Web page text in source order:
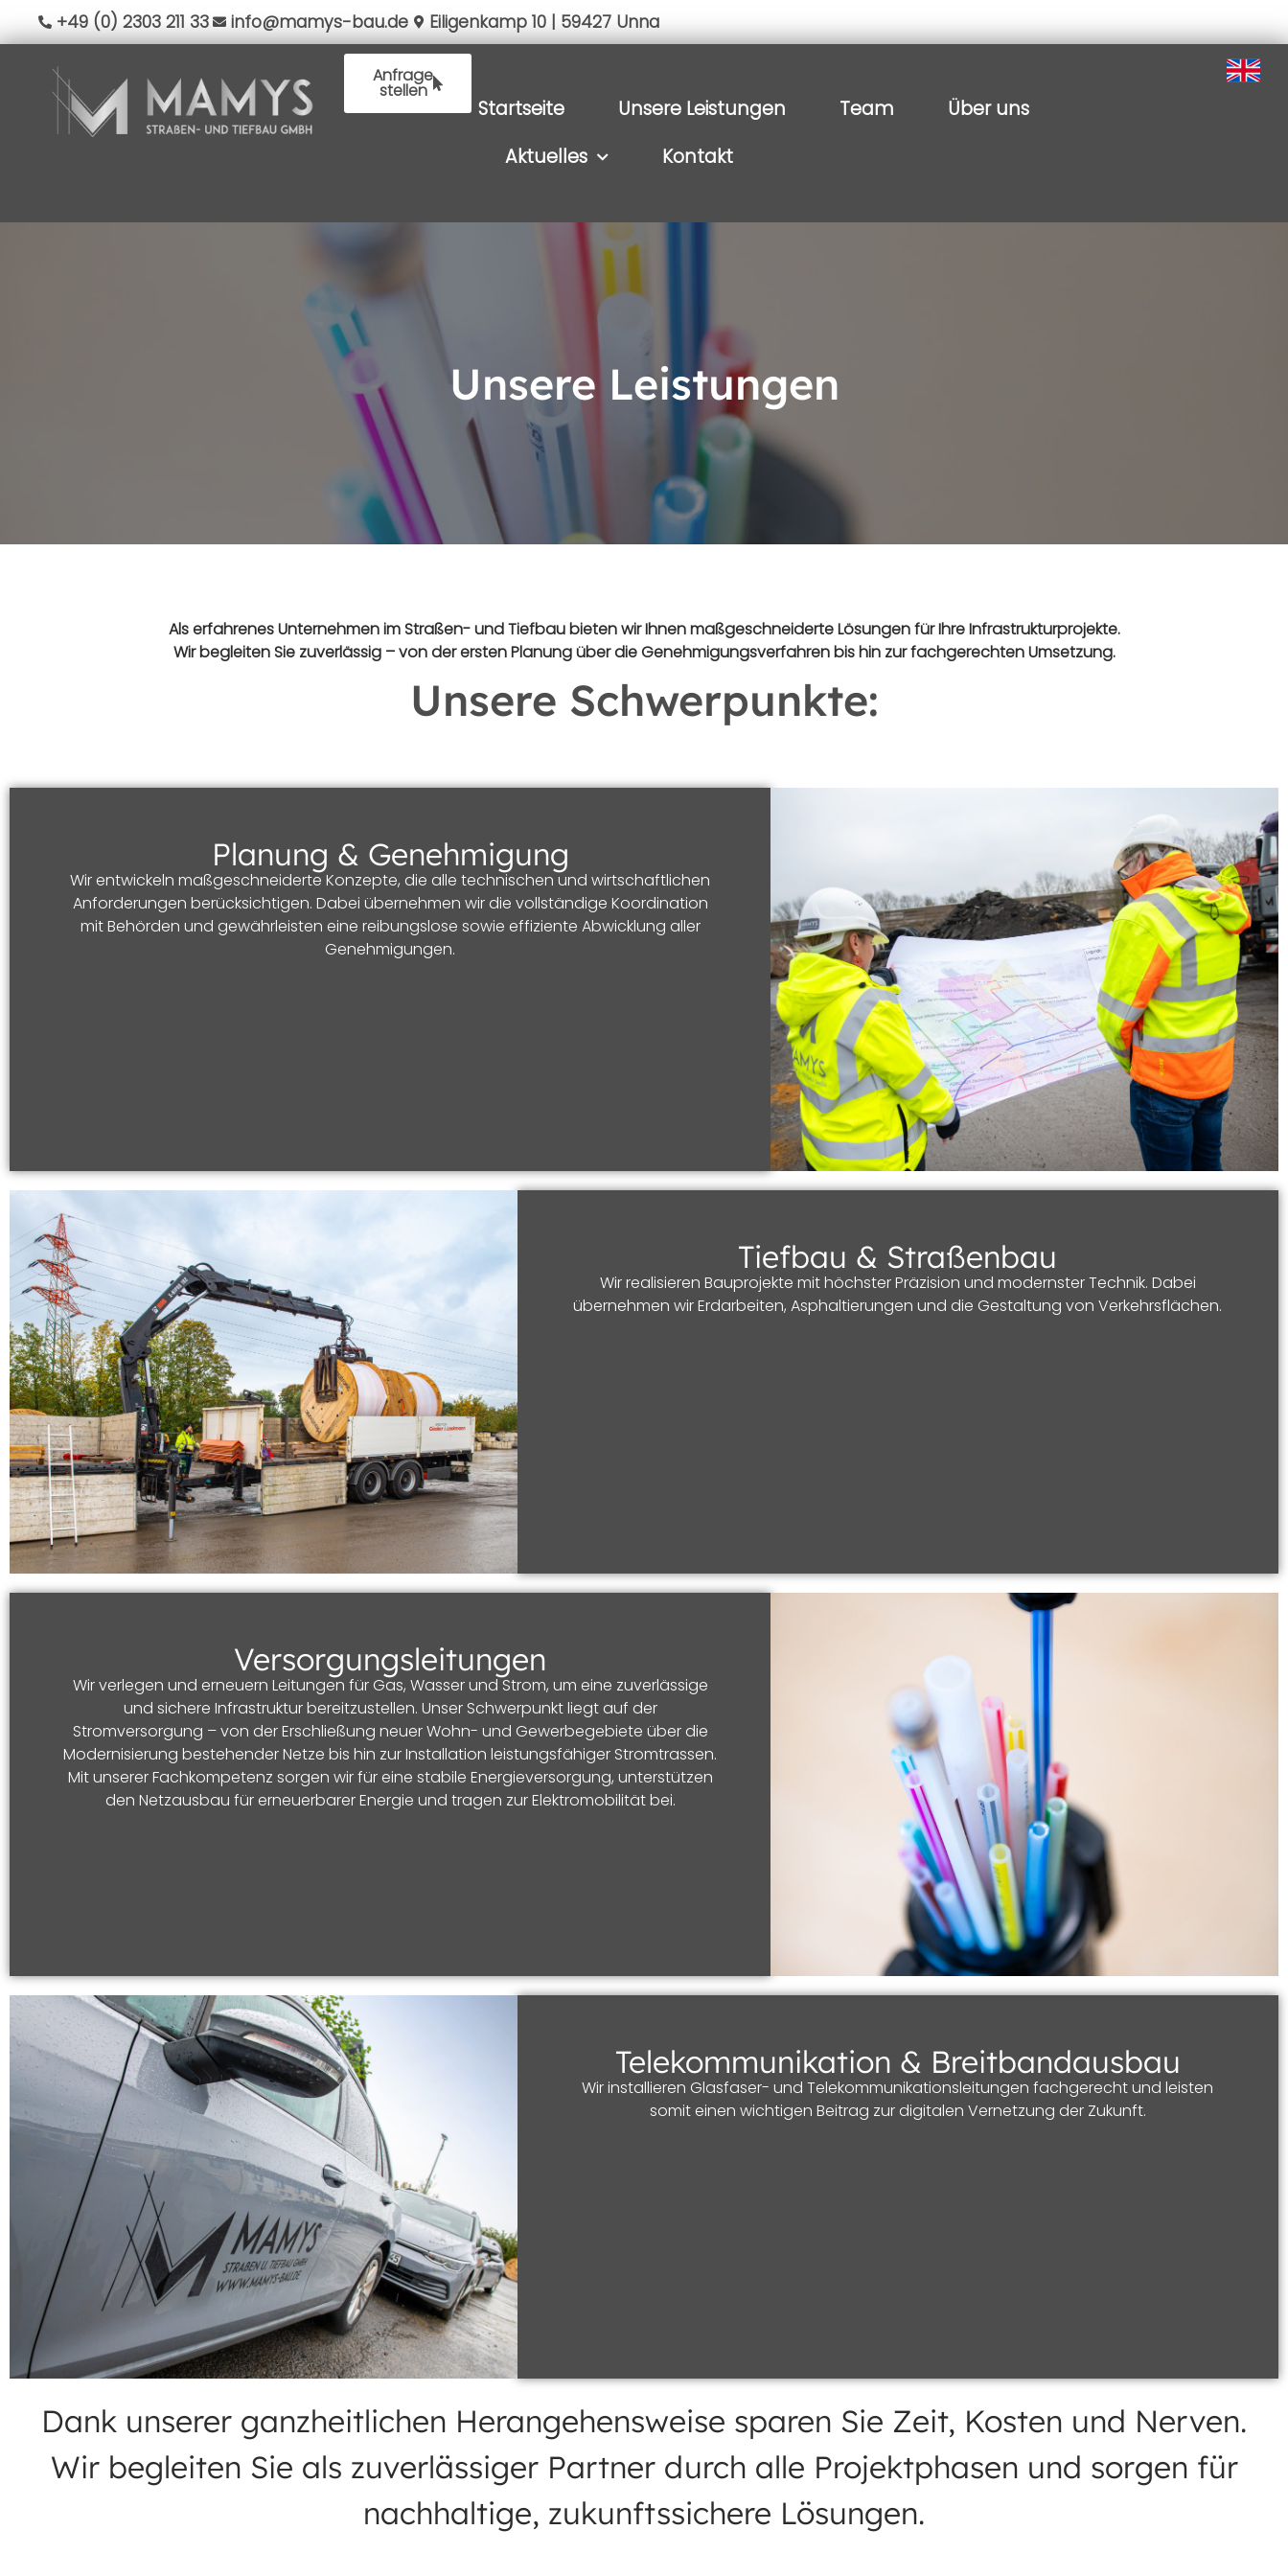
+49 (0) 2303 211 33 info@mamys-bau.de Eiligenkamp 10 | 59427 Unna
Anfrage
stellen
Startseite Unsere Leistungen Team
Über uns
Aktuelles
Kontakt
Unsere Leistungen
Als erfahrenes Unternehmen im Straßen- und Tiefbau bieten wir Ihnen maßgeschneiderte Lösungen für Ihre Infrastrukturprojekte.
Wir begleiten Sie zuverlässig – von der ersten Planung über die Genehmigungsverfahren bis hin zur fachgerechten Umsetzung.
Unsere Schwerpunkte:
Planung & Genehmigung
Wir entwickeln maßgeschneiderte Konzepte, die alle technischen und wirtschaftlichen
Anforderungen berücksichtigen. Dabei übernehmen wir die vollständige Koordination
mit Behörden und gewährleisten eine reibungslose sowie effiziente Abwicklung aller
Genehmigungen.
Tiefbau & Straßenbau
Wir realisieren Bauprojekte mit höchster Präzision und modernster Technik. Dabei
übernehmen wir Erdarbeiten, Asphaltierungen und die Gestaltung von Verkehrsflächen.
Versorgungsleitungen
Wir verlegen und erneuern Leitungen für Gas, Wasser und Strom, um eine zuverlässige
und sichere Infrastruktur bereitzustellen. Unser Schwerpunkt liegt auf der
Stromversorgung – von der Erschließung neuer Wohn- und Gewerbegebiete über die
Modernisierung bestehender Netze bis hin zur Installation leistungsfähiger Stromtrassen.
Mit unserer Fachkompetenz sorgen wir für eine stabile Energieversorgung, unterstützen
den Netzausbau für erneuerbarer Energie und tragen zur Elektromobilität bei.
Telekommunikation & Breitbandausbau
Wir installieren Glasfaser- und Telekommunikationsleitungen fachgerecht und leisten
somit einen wichtigen Beitrag zur digitalen Vernetzung der Zukunft.
Dank unserer ganzheitlichen Herangehensweise sparen Sie Zeit, Kosten und Nerven.
Wir begleiten Sie als zuverlässiger Partner durch alle Projektphasen und sorgen für
nachhaltige, zukunftssichere Lösungen.